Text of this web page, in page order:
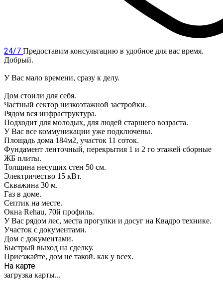
24/7 Предоставим консультацию в удобное для вас время.
Добрый.
У Вас мало времени, сразу к делу.
Дом стоили для себя.
Частный сектор низкоэтажной застройки.
Рядом вся инфраструктура.
Подходит для молодых, для людей старшего возраста.
У Вас все коммуникации уже подключены.
Площадь дома 184м2, участок 11 соток.
Фундамент ленточный, перекрытия 1 и 2 го этажей сборные
ЖБ плиты.
Толщина несущих стен 50 см.
Электричество 15 кВт.
Скважина 30 м.
Газ в доме.
Септик на месте.
Окна Rеhаu, 70й профиль.
У Вас рядом лес, места прогулки и досуг на Квадро технике.
Участок с документами.
Дом с документами.
Быстрый выход на сделку.
Приезжайте, дом не такой. как у всех.
На карте
загрузка карты...